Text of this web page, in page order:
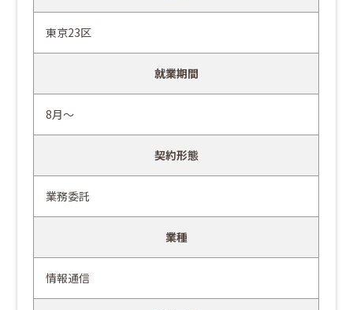
東京23区
就業期間
8月～
契約形態
業務委託
業種
情報通信